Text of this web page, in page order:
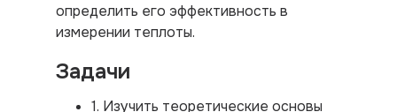
определить его эффективность в
измерении теплоты.
Задачи
1. Изучить теоретические основы